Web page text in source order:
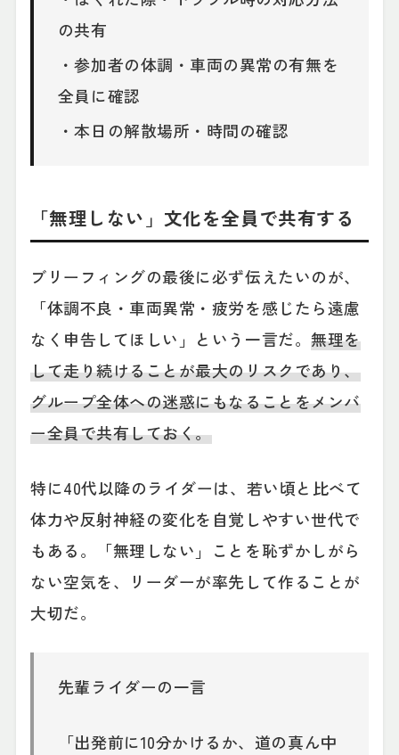
の共有
・参加者の体調・車両の異常の有無を
全員に確認
・本日の解散場所・時間の確認
「無理しない」文化を全員で共有する
ブリーフィングの最後に必ず伝えたいのが、
「体調不良・車両異常・疲労を感じたら遠慮
なく申告してほしい」という一言だ。無理を
して走り続けることが最大のリスクであり、
グループ全体への迷惑にもなることをメンバ
ー全員で共有しておく。
特に40代以降のライダーは、若い頃と比べて
体力や反射神経の変化を自覚しやすい世代で
もある。「無理しない」ことを恥ずかしがら
ない空気を、リーダーが率先して作ることが
大切だ。
先輩ライダーの一言
「出発前に10分かけるか、道の真ん中